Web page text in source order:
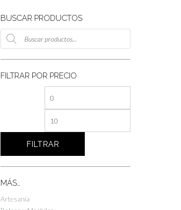
BUSCAR PRODUCTOS
Búsqueda
de
productos
FILTRAR POR PRECIO
mínimo
FILTRAR
MÁS…
Artesanía